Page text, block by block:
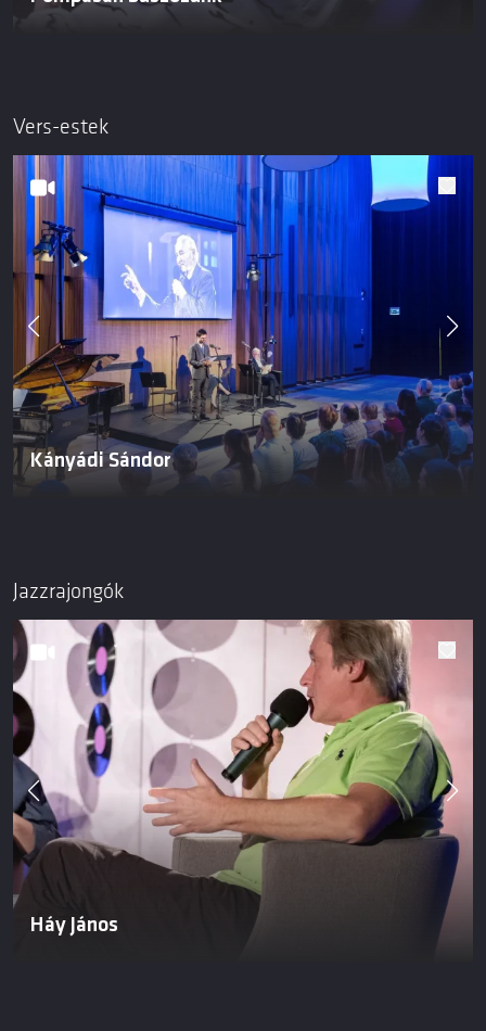
Vers-estek
Kányádi Sándor
Jazzrajongók
Háy János